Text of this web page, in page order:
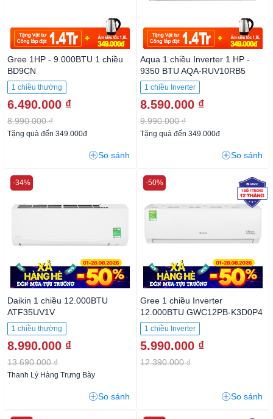
Gree 1HP - 9.000BTU 1 chiều
BD9CN
1 chiều thường
6.490.000 ₫
8.990.000 ₫
Tặng quà đến 349.000đ
So sánh
Aqua 1 chiều Inverter 1 HP -
9350 BTU AQA-RUV10RB5
1 chiều Inverter
8.590.000 ₫
9.990.000 ₫
Tặng quà đến 349.000đ
So sánh
Daikin 1 chiều 12.000BTU
ATF35UV1V
1 chiều thường
8.990.000 ₫
13.690.000 ₫
-34%
Thanh Lý Hàng Trưng Bày
So sánh
Gree 1 chiều Inverter
12.000BTU GWC12PB-K3D0P4
1 chiều Inverter
5.990.000 ₫
12.390.000 ₫
-50%
So sánh